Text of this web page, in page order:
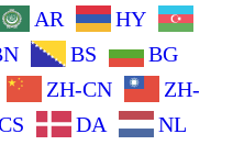
AR
HY
BS
BG
ZH-CN
ZH-
DA
NL